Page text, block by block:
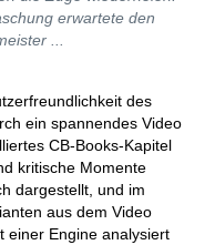
erwartete den
...
des
ein spannendes Video
CB-Books-Kapitel
kritische Momente
dargestellt, und im
aus dem Video
einer Engine analysiert